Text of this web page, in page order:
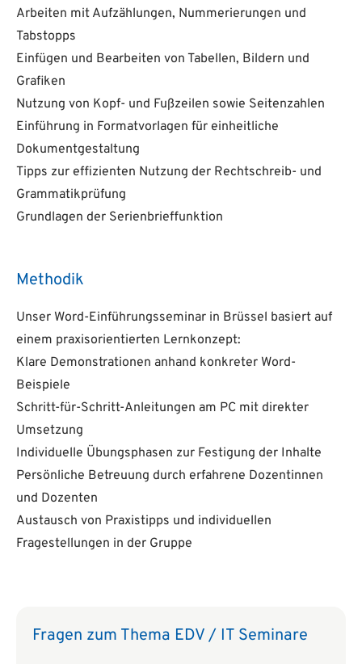
Arbeiten mit Aufzählungen, Nummerierungen und
Tabstopps
Einfügen und Bearbeiten von Tabellen, Bildern und
Grafiken
Nutzung von Kopf- und Fußzeilen sowie Seitenzahlen
Einführung in Formatvorlagen für einheitliche
Dokumentgestaltung
Tipps zur effizienten Nutzung der Rechtschreib- und
Grammatikprüfung
Grundlagen der Serienbrieffunktion
Methodik
Unser Word-Einführungsseminar in Brüssel basiert auf
einem praxisorientierten Lernkonzept:
Klare Demonstrationen anhand konkreter Word-
Beispiele
Schritt-für-Schritt-Anleitungen am PC mit direkter
Umsetzung
Individuelle Übungsphasen zur Festigung der Inhalte
Persönliche Betreuung durch erfahrene Dozentinnen
und Dozenten
Austausch von Praxistipps und individuellen
Fragestellungen in der Gruppe
Fragen zum Thema EDV / IT Seminare